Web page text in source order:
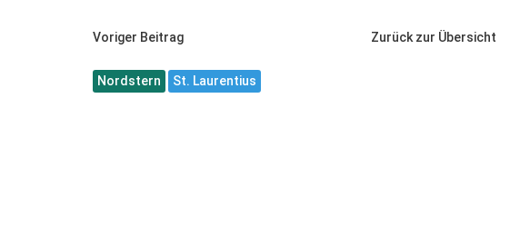
Voriger Beitrag Zurück zur Übersicht
Nordstern St. Laurentius